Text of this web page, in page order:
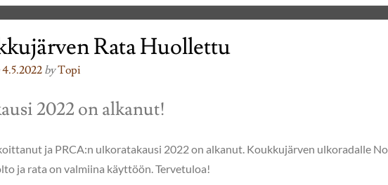
Rata Huollettu
4.5.2022 byTopi
2022 on alkanut!
ja PRCA:n ulkoratakausi 2022 on alkanut. Koukkujärven ulkoradalle
ja rata on valmiina käyttöön. Tervetuloa!